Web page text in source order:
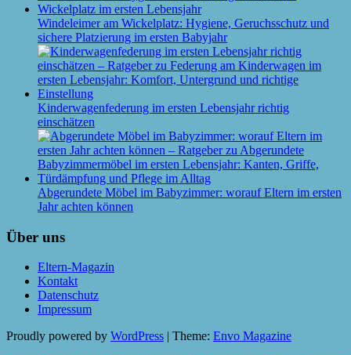
Windeleimer am Wickelplatz: Hygiene, Geruchsschutz und
sichere Platzierung im ersten Babyjahr
Kinderwagenfederung im ersten Lebensjahr richtig
einschätzen
Abgerundete Möbel im Babyzimmer: worauf Eltern im ersten
Jahr achten können
Über uns
Eltern-Magazin
Kontakt
Datenschutz
Impressum
Proudly powered by WordPress Theme: Envo Magazine